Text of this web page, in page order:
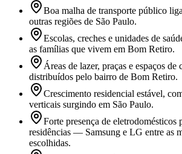
Boa malha de transporte público
outras regiões de São Paulo.
Escolas, creches e unidades de
as famílias que vivem em Bom Retiro.
Áreas de lazer, praças e espaços de
distribuídos pelo bairro de Bom Retiro.
Crescimento residencial estável,
verticais surgindo em São Paulo.
Forte presença de eletrodomésticos
residências — Samsung e LG entre as
escolhidas.